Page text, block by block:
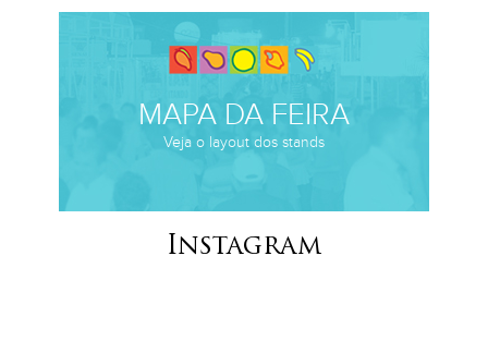
MAPA DA FEIRA
Veja o layout dos stands
Instagram